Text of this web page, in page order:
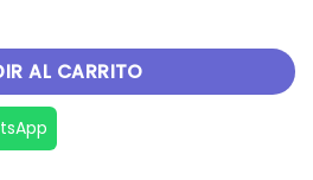
AL CARRITO